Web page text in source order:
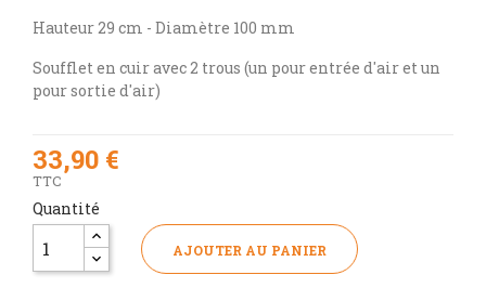
Hauteur 29 cm - Diamètre 100 mm
Soufflet en cuir avec 2 trous (un pour entrée d'air et un
pour sortie d'air)
33,90 €
TTC
Quantité
AJOUTER AU PANIER